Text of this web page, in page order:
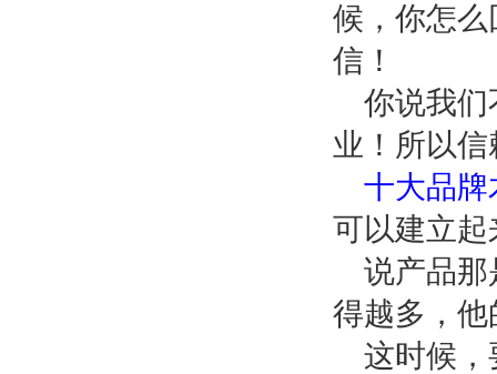
候，你怎
信！
你说我们
业！所以
十大品牌
可以建立
说产品那
得越多，
这时候，